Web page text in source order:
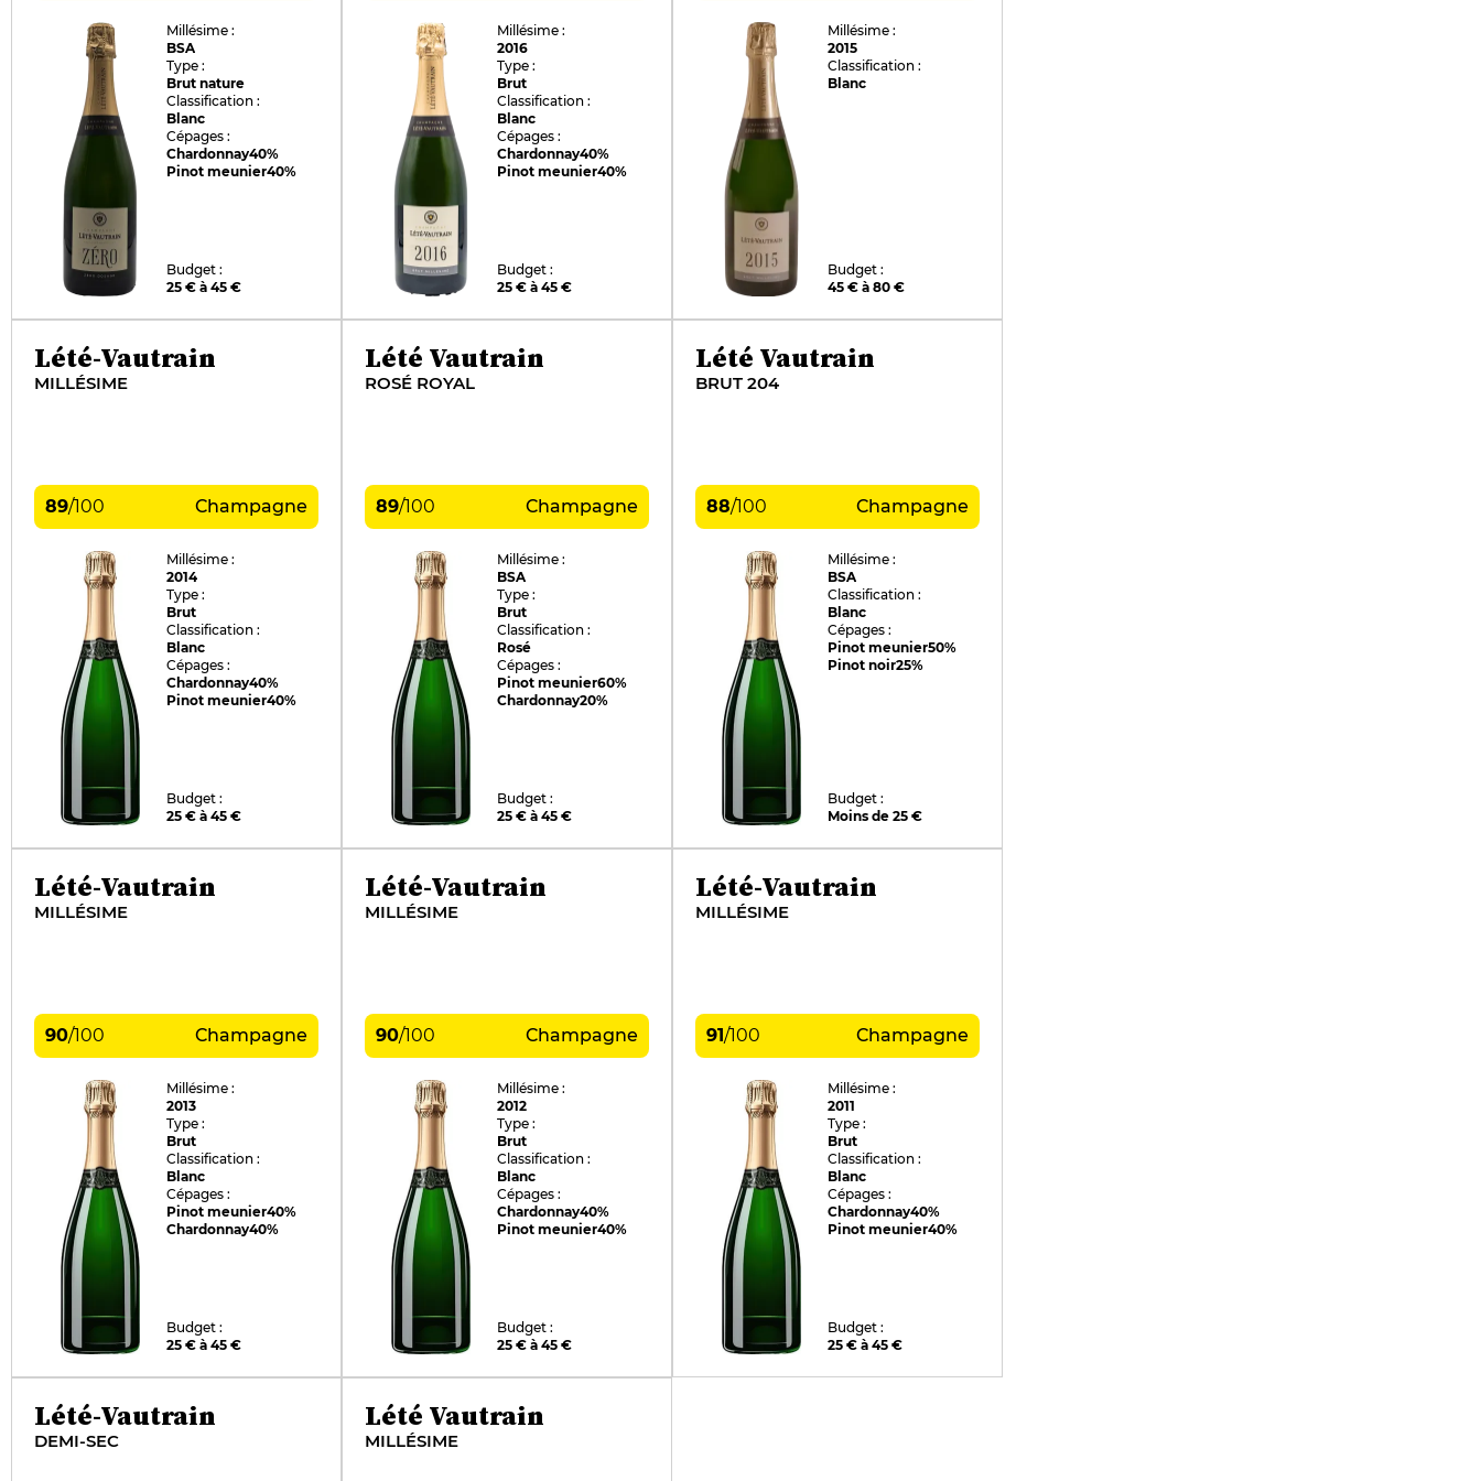
Millésime :
BSA
Type :
Brut nature
Classification :
Blanc
Cépages :
Chardonnay40%
Pinot meunier40%
Budget :
25 € à 45 €
Millésime :
2016
Type :
Brut
Classification :
Blanc
Cépages :
Chardonnay40%
Pinot meunier40%
Budget :
25 € à 45 €
Millésime :
2015
Classification :
Blanc
Budget :
45 € à 80 €
Lété-Vautrain
MILLÉSIME
89/100 Champagne
Millésime :
2014
Type :
Brut
Classification :
Blanc
Cépages :
Chardonnay40%
Pinot meunier40%
Budget :
25 € à 45 €
Lété Vautrain
ROSÉ ROYAL
89/100 Champagne
Millésime :
BSA
Type :
Brut
Classification :
Rosé
Cépages :
Pinot meunier60%
Chardonnay20%
Budget :
25 € à 45 €
Lété Vautrain
BRUT 204
88/100 Champagne
Millésime :
BSA
Classification :
Blanc
Cépages :
Pinot meunier50%
Pinot noir25%
Budget :
Moins de 25 €
Lété-Vautrain
MILLÉSIME
90/100 Champagne
Millésime :
2013
Type :
Brut
Classification :
Blanc
Cépages :
Pinot meunier40%
Chardonnay40%
Budget :
25 € à 45 €
Lété-Vautrain
MILLÉSIME
90/100 Champagne
Millésime :
2012
Type :
Brut
Classification :
Blanc
Cépages :
Chardonnay40%
Pinot meunier40%
Budget :
25 € à 45 €
Lété-Vautrain
MILLÉSIME
91/100 Champagne
Millésime :
2011
Type :
Brut
Classification :
Blanc
Cépages :
Chardonnay40%
Pinot meunier40%
Budget :
25 € à 45 €
Lété-Vautrain
DEMI-SEC
Lété Vautrain
MILLÉSIME